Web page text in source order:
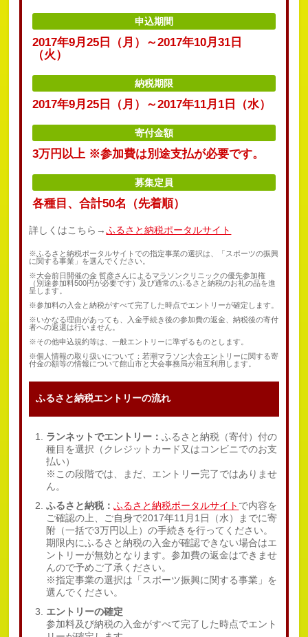
申込期間
2017年9月25日（月）～2017年10月31日
（火）
納税期限
2017年9月25日（月）～2017年11月1日（水）
寄付金額
3万円以上 ※参加費は別途支払が必要です。
募集定員
各種目、合計50名（先着順）
詳しくはこちら→ふるさと納税ポータルサイト
※ふるさと納税ポータルサイトでの指定事業の選択は、「スポーツの振興
に関する事業」を選んでください。
※大会前日開催の金 哲彦さんによるマラソンクリニックの優先参加権
（別途参加料500円が必要です）及び通常のふるさと納税のお礼の品を進
呈します。
※参加料の入金と納税がすべて完了した時点でエントリーが確定します。
※いかなる理由があっても、入金手続き後の参加費の返金、納税後の寄付
者への返還は行いません。
※その他申込規約等は、一般エントリーに準ずるものとします。
※個人情報の取り扱いについて：若潮マラソン大会エントリーに関する寄
付金の額等の情報について館山市と大会事務局が相互利用します。
ふるさと納税エントリーの流れ
ランネットでエントリー：ふるさと納税（寄付）付の
種目を選択（クレジットカード又はコンビニでのお支
払い）
※この段階では、まだ、エントリー完了ではありませ
ん。
ふるさと納税：ふるさと納税ポータルサイト で内容を
ご確認の上、ご自身で2017年11月1日（水）までに寄
附（一括で3万円以上）の手続きを行ってください。
期限内にふるさと納税の入金が確認できない場合はエ
ントリーが無効となります。参加費の返金はできませ
んので予めご了承ください。
※指定事業の選択は「スポーツ振興に関する事業」を
選んでください。
エントリーの確定
参加料及び納税の入金がすべて完了した時点でエント